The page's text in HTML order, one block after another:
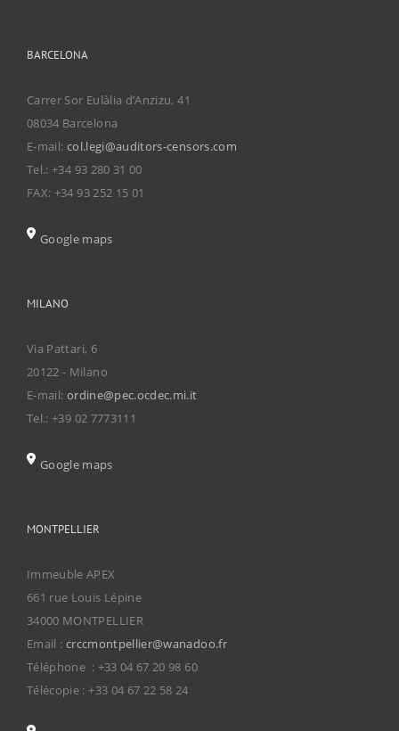
BARCELONA
Carrer Sor Eulàlia d’Anzizu, 41
08034 Barcelona
E-mail: col.legi@auditors-censors.com
Tel.: +34 93 280 31 00
FAX: +34 93 252 15 01
Google maps
MILANO
Via Pattari, 6
20122 - Milano
E-mail: ordine@pec.ocdec.mi.it
Tel.: +39 02 7773111
Google maps
MONTPELLIER
Immeuble APEX
661 rue Louis Lépine
34000 MONTPELLIER
Email : crccmontpellier@wanadoo.fr
Téléphone : +33 04 67 20 98 60
Télécopie : +33 04 67 22 58 24